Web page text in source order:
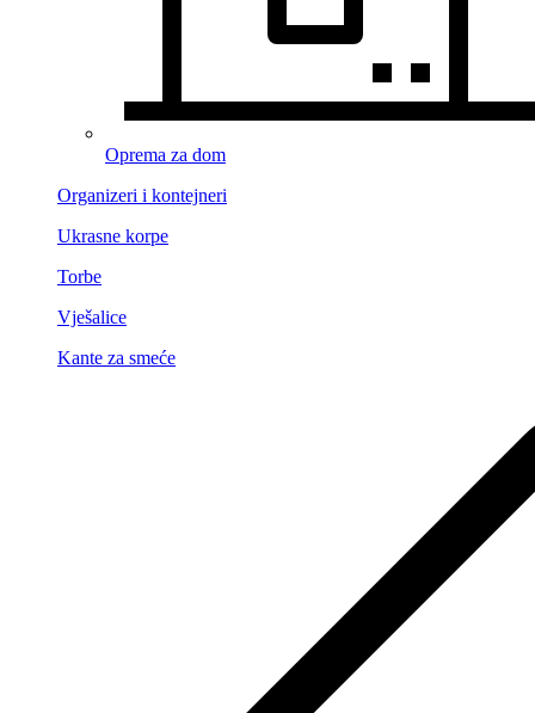
Oprema za dom
Organizeri i kontejneri
Ukrasne korpe
Torbe
Vješalice
Kante za smeće